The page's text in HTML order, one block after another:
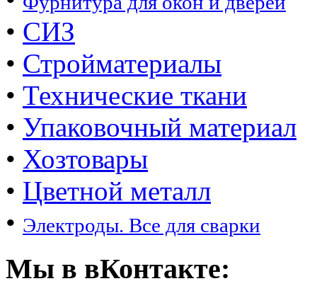
• СИЗ
• Стройматериалы
• Технические ткани
• Упаковочный материал
• Хозтовары
• Цветной металл
• Электроды. Все для сварки
Мы в вКонтакте: